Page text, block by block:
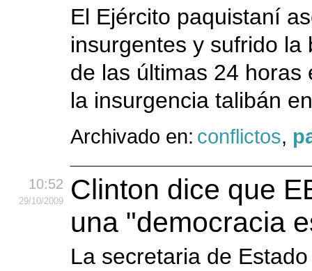
El Ejército paquistaní
insurgentes y sufrido
de las últimas 24
la insurgencia talibán
Archivado en: conflictos,
10:52
29/10/2009
Clinton dice que
una "democracia
La secretaria de